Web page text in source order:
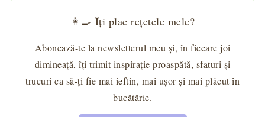
👩‍🍳 Îți plac rețetele mele?
Abonează-te la newsletterul meu și, în fiecare joi
dimineață, îți trimit inspirație proaspătă, sfaturi și
trucuri ca să-ți fie mai ieftin, mai ușor și mai plăcut în
bucătărie.